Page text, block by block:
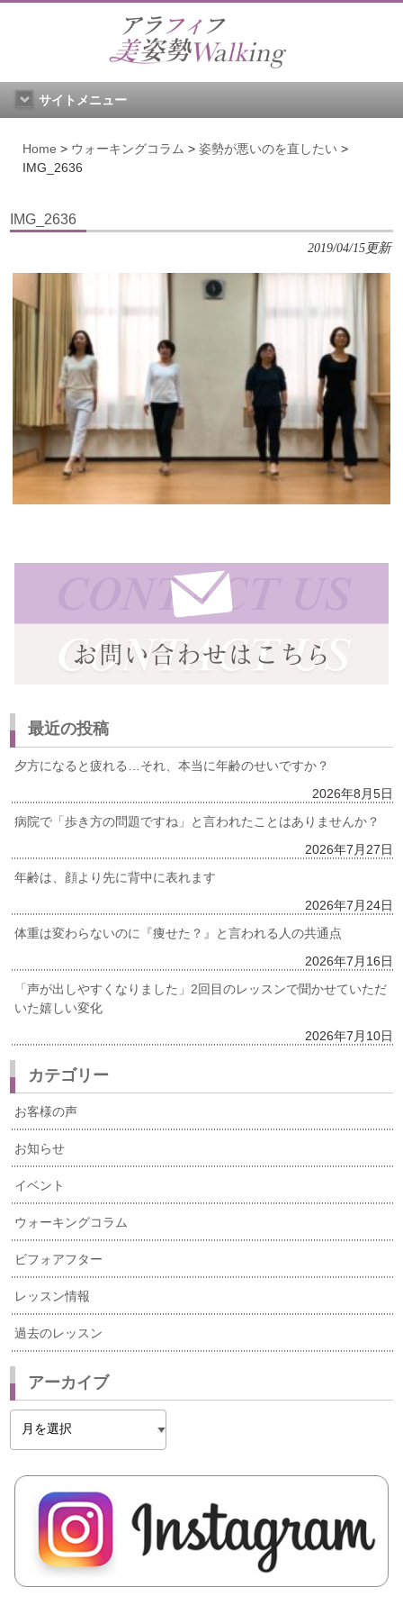
サイトメニュー
Home > ウォーキングコラム > 姿勢が悪いのを直したい >
IMG_2636
IMG_2636
2019/04/15更新
最近の投稿
夕方になると疲れる…それ、本当に年齢のせいですか？
2026年8月5日
病院で「歩き方の問題ですね」と言われたことはありませんか？
2026年7月27日
年齢は、顔より先に背中に表れます
2026年7月24日
体重は変わらないのに『痩せた？』と言われる人の共通点
2026年7月16日
「声が出しやすくなりました」2回目のレッスンで聞かせていただ
いた嬉しい変化
2026年7月10日
カテゴリー
お客様の声
お知らせ
イベント
ウォーキングコラム
ビフォアフター
レッスン情報
過去のレッスン
アーカイブ
イ